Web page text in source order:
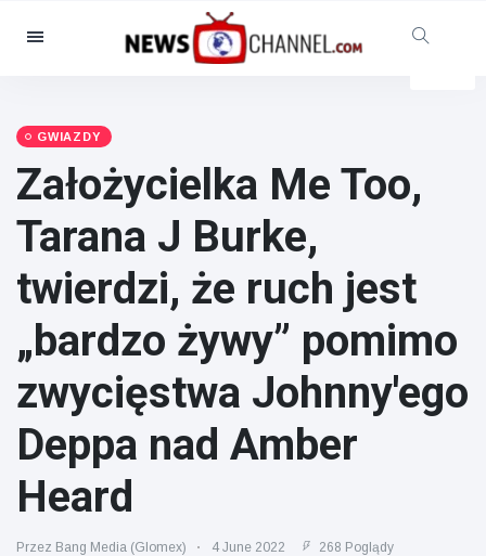
Kategorie
Opieka społeczna i zabawa
Kino i telewizja
(81)
Sport
(237)
Gwiazdy
(13938)
Moda i piękno
(122)
Samochody i silnik
(5997)
Żywność i picie
Gry
(160)
Styl życia
(121)
Zdrowie i sprawność
fizyczna
GWIAZDY
Założycielka Me Too,
Tarana J Burke,
twierdzi, że ruch jest
„bardzo żywy” pomimo
zwycięstwa Johnny'ego
Deppa nad Amber
Heard
Przez Bang Media (Glomex) 4 June 2022 268 Poglądy